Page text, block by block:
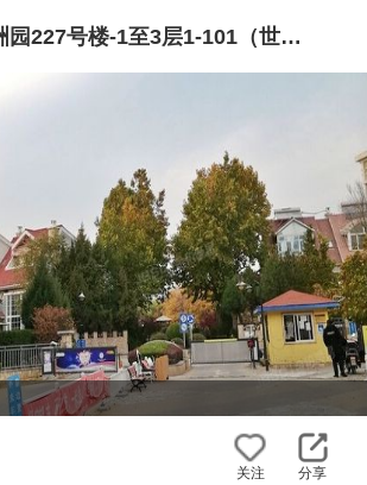
通州区 京洲园227号楼-1至3层1-101（世爵源墅）别墅
关注 分享